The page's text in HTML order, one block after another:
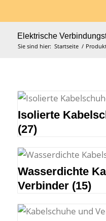
Elektrische
Sie sind hier: Startseite /
Isolierte
(27)
Wasserdichte
Verbinder (15)